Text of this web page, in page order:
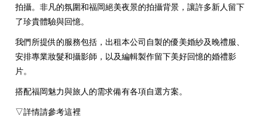
拍攝。非凡的氛圍和福岡絕美夜景的拍攝背景，讓許多新人留下
了珍貴體驗與回憶。
我們所提供的服務包括，出租本公司自製的優美婚紗及晚禮服、
安排專業妝髮和攝影師，以及編輯製作留下美好回憶的婚禮影
片。
搭配福岡魅力與旅人的需求備有各項自選方案。
▽詳情請參考這裡